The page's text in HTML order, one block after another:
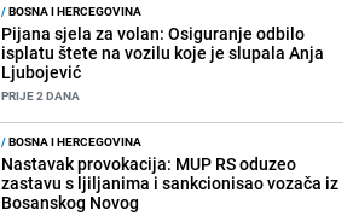
/BOSNA I HERCEGOVINA
Pijana sjela za volan: Osiguranje odbilo
isplatu štete na vozilu koje je slupala Anja
Ljubojević
PRIJE 2 DANA
/BOSNA I HERCEGOVINA
Nastavak provokacija: MUP RS oduzeo
zastavu s ljiljanima i sankcionisao vozača iz
Bosanskog Novog